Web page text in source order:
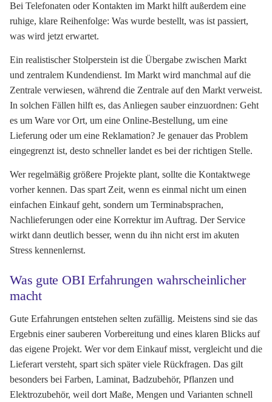
Bei Telefonaten oder Kontakten im Markt hilft außerdem eine
ruhige, klare Reihenfolge: Was wurde bestellt, was ist passiert,
was wird jetzt erwartet.
Ein realistischer Stolperstein ist die Übergabe zwischen Markt
und zentralem Kundendienst. Im Markt wird manchmal auf die
Zentrale verwiesen, während die Zentrale auf den Markt verweist.
In solchen Fällen hilft es, das Anliegen sauber einzuordnen: Geht
es um Ware vor Ort, um eine Online-Bestellung, um eine
Lieferung oder um eine Reklamation? Je genauer das Problem
eingegrenzt ist, desto schneller landet es bei der richtigen Stelle.
Wer regelmäßig größere Projekte plant, sollte die Kontaktwege
vorher kennen. Das spart Zeit, wenn es einmal nicht um einen
einfachen Einkauf geht, sondern um Terminabsprachen,
Nachlieferungen oder eine Korrektur im Auftrag. Der Service
wirkt dann deutlich besser, wenn du ihn nicht erst im akuten
Stress kennenlernst.
Was gute OBI Erfahrungen wahrscheinlicher
macht
Gute Erfahrungen entstehen selten zufällig. Meistens sind sie das
Ergebnis einer sauberen Vorbereitung und eines klaren Blicks auf
das eigene Projekt. Wer vor dem Einkauf misst, vergleicht und die
Lieferart versteht, spart sich später viele Rückfragen. Das gilt
besonders bei Farben, Laminat, Badzubehör, Pflanzen und
Elektrozubehör, weil dort Maße, Mengen und Varianten schnell